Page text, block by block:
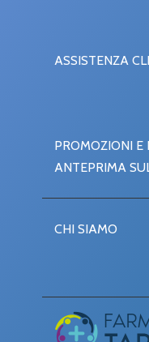
ASSISTENZA
PROMOZIONI E
ANTEPRIMA
CHI SIAMO